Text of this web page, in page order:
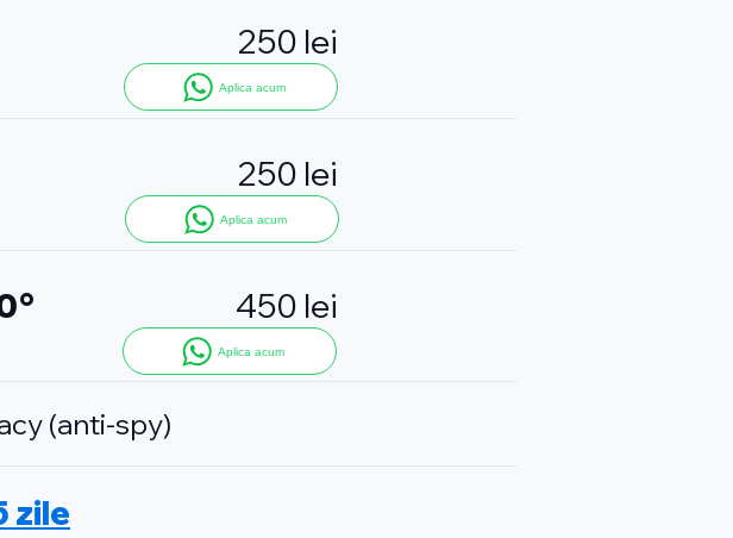
250 lei
Aplica acum
250 lei
Aplica acum
Aplica acum
450 lei
(anti-spy)
zile